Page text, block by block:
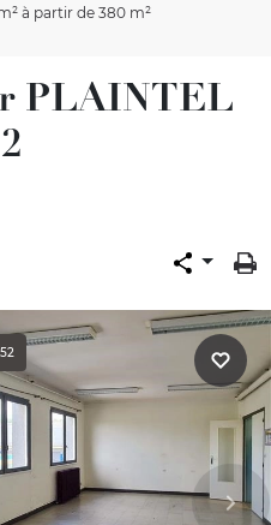
à partir de 380 m²
PLAINTEL